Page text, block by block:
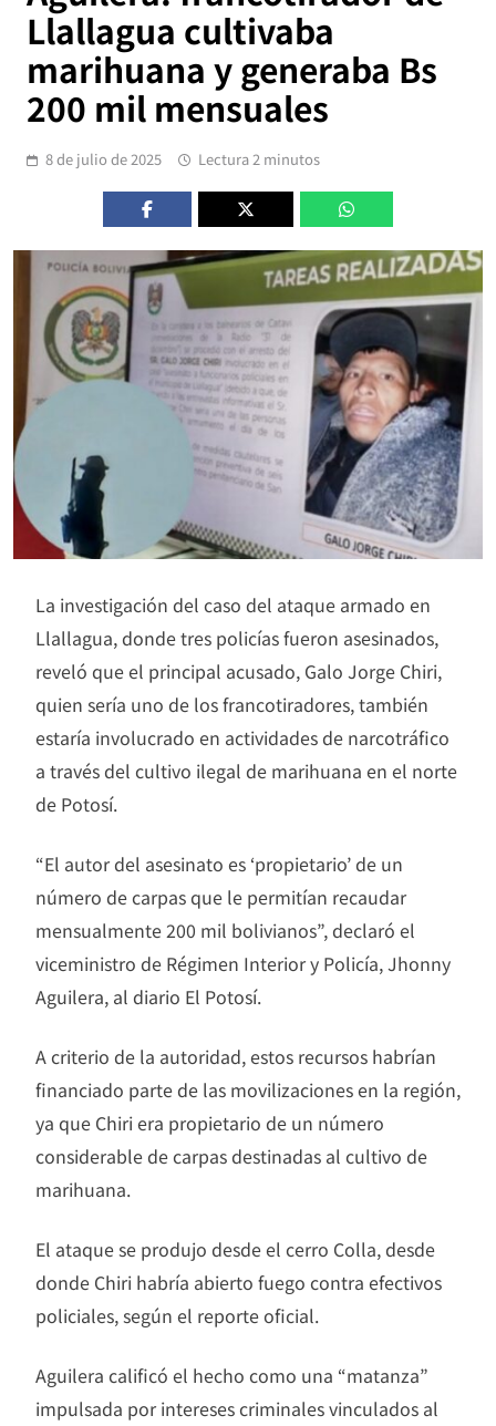
Llallagua cultivaba
marihuana y generaba Bs
200 mil mensuales
8 de julio de 2025 Lectura 2 minutos
La investigación del caso del ataque armado en
Llallagua, donde tres policías fueron asesinados,
reveló que el principal acusado, Galo Jorge Chiri,
quien sería uno de los francotiradores, también
estaría involucrado en actividades de narcotráfico
a través del cultivo ilegal de marihuana en el norte
de Potosí.
“El autor del asesinato es ‘propietario’ de un
número de carpas que le permitían recaudar
mensualmente 200 mil bolivianos”, declaró el
viceministro de Régimen Interior y Policía, Jhonny
Aguilera, al diario El Potosí.
A criterio de la autoridad, estos recursos habrían
financiado parte de las movilizaciones en la región,
ya que Chiri era propietario de un número
considerable de carpas destinadas al cultivo de
marihuana.
El ataque se produjo desde el cerro Colla, desde
donde Chiri habría abierto fuego contra efectivos
policiales, según el reporte oficial.
Aguilera calificó el hecho como una “matanza”
impulsada por intereses criminales vinculados al